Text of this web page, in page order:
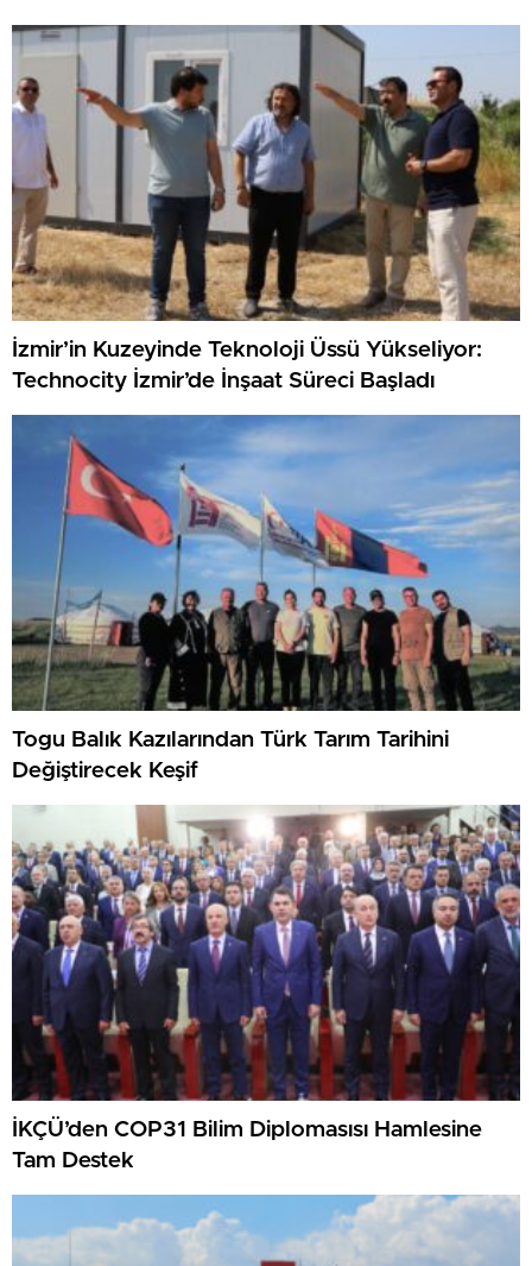
İzmir’in Kuzeyinde Teknoloji Üssü Yükseliyor:
Technocity İzmir’de İnşaat Süreci Başladı
Togu Balık Kazılarından Türk Tarım Tarihini
Değiştirecek Keşif
İKÇÜ’den COP31 Bilim Diplomasısı Hamlesine
Tam Destek